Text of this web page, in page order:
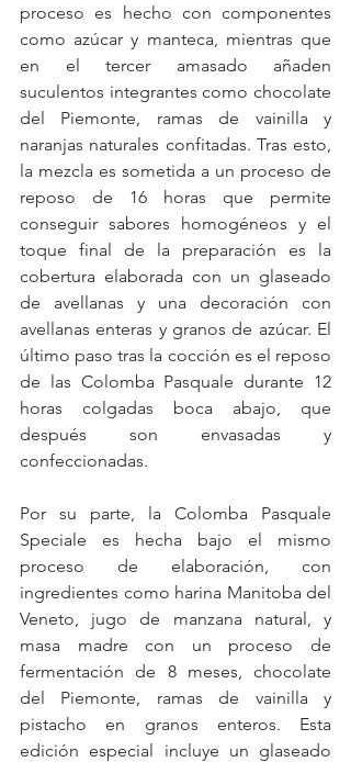
proceso es hecho con componentes
como azúcar y manteca, mientras que
en el tercer amasado añaden
suculentos integrantes como chocolate
del Piemonte, ramas de vainilla y
naranjas naturales confitadas. Tras esto,
la mezcla es sometida a un proceso de
reposo de 16 horas que permite
conseguir sabores homogéneos y el
toque final de la preparación es la
cobertura elaborada con un glaseado
de avellanas y una decoración con
avellanas enteras y granos de azúcar. El
último paso tras la cocción es el reposo
de las Colomba Pasquale durante 12
horas colgadas boca abajo, que
después son envasadas y
confeccionadas.
Por su parte, la Colomba Pasquale
Speciale es hecha bajo el mismo
proceso de elaboración, con
ingredientes como harina Manitoba del
Veneto, jugo de manzana natural, y
masa madre con un proceso de
fermentación de 8 meses, chocolate
del Piemonte, ramas de vainilla y
pistacho en granos enteros. Esta
edición especial incluye un glaseado